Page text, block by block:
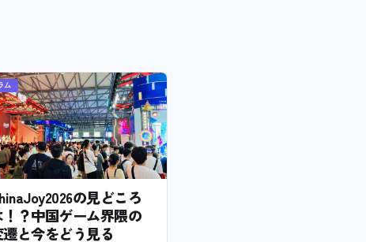
ム
の見どころ
！？中国ゲーム界隈の
遷と今をどう見る